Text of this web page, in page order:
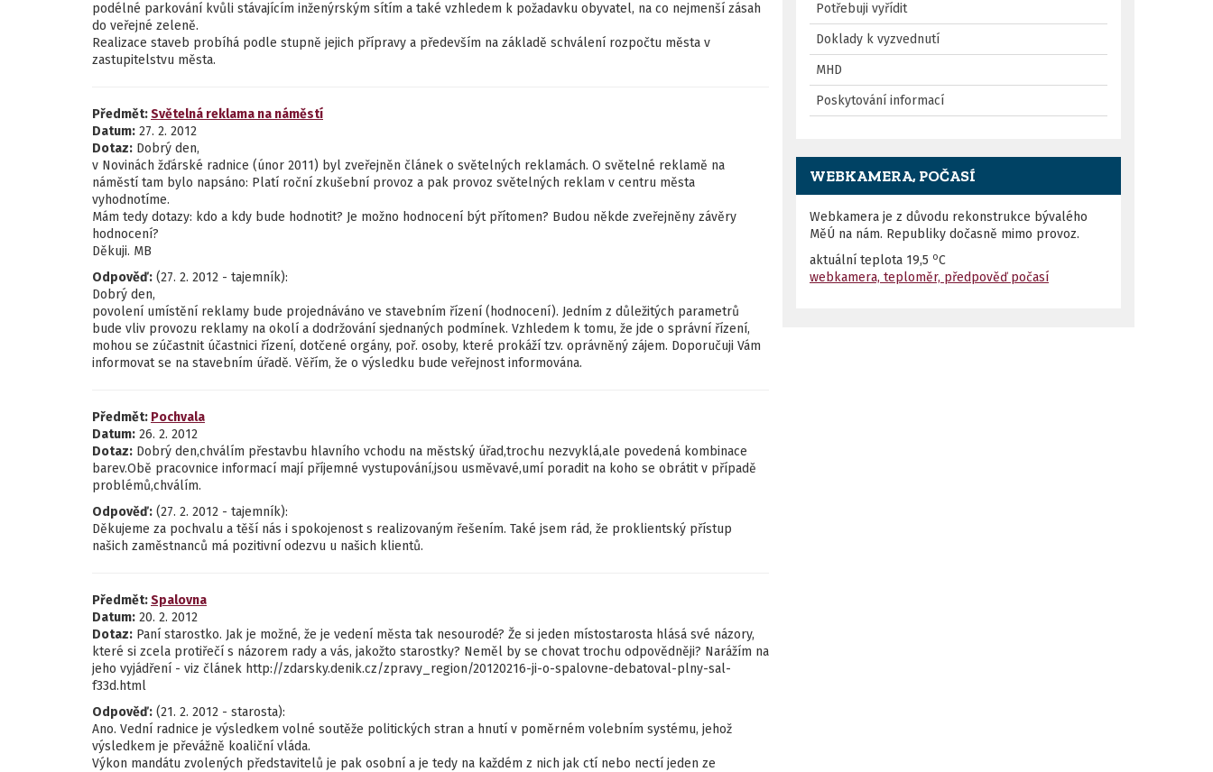
podélné parkování kvůli stávajícím inženýrským sítím a také vzhledem k požadavku obyvatel, na co nejmenší zásah
do veřejné zeleně.
Realizace staveb probíhá podle stupně jejich přípravy a především na základě schválení rozpočtu města v
zastupitelstvu města.
Předmět:Světelná reklama na náměstí
Datum: 27. 2. 2012
Dotaz: Dobrý den,
v Novinách žďárské radnice (únor 2011) byl zveřejněn článek o světelných reklamách. O světelné reklamě na
náměstí tam bylo napsáno: Platí roční zkušební provoz a pak provoz světelných reklam v centru města
vyhodnotíme.
Mám tedy dotazy: kdo a kdy bude hodnotit? Je možno hodnocení být přítomen? Budou někde zveřejněny závěry
hodnocení?
Děkuji. MB
Odpověď: (27. 2. 2012 - tajemník):
Dobrý den,
povolení umístění reklamy bude projednáváno ve stavebním řízení (hodnocení). Jedním z důležitých parametrů
bude vliv provozu reklamy na okolí a dodržování sjednaných podmínek. Vzhledem k tomu, že jde o správní řízení,
mohou se zúčastnit účastnici řízení, dotčené orgány, poř. osoby, které prokáží tzv. oprávněný zájem. Doporučuji Vám
informovat se na stavebním úřadě. Věřím, že o výsledku bude veřejnost informována.
Předmět: Pochvala
Datum: 26. 2. 2012
Dotaz: Dobrý den,chválím přestavbu hlavního vchodu na městský úřad,trochu nezvyklá,ale povedená kombinace
barev.Obě pracovnice informací mají příjemné vystupování,jsou usměvavé,umí poradit na koho se obrátit v případě
problémů,chválím.
Odpověď: (27. 2. 2012 - tajemník):
Děkujeme za pochvalu a těší nás i spokojenost s realizovaným řešením. Také jsem rád, že proklientský přístup
našich zaměstnanců má pozitivní odezvu u našich klientů.
Předmět:Spalovna
Datum: 20. 2. 2012
Dotaz: Paní starostko. Jak je možné, že je vedení města tak nesourodé? Že si jeden místostarosta hlásá své názory,
které si zcela protiřečí s názorem rady a vás, jakožto starostky? Neměl by se chovat trochu odpovědněji? Narážím na
jeho vyjádření - viz článek http://zdarsky.denik.cz/zpravy_region/20120216-ji-o-spalovne-debatoval-plny-sal-
f33d.html
Odpověď: (21. 2. 2012 - starosta):
Ano. Vední radnice je výsledkem volné soutěže politických stran a hnutí v poměrném volebním systému, jehož
výsledkem je převážně koaliční vláda.
Výkon mandátu zvolených představitelů je pak osobní a je tedy na každém z nich jak ctí nebo nectí jeden ze
Potřebuji vyřídit
Doklady k vyzvednutí
MHD
Poskytování informací
WEBKAMERA, POČASÍ
Webkamera je z důvodu rekonstrukce bývalého
MěÚ na nám. Republiky dočasně mimo provoz.
aktuální teplota 19,5 oC
webkamera, teploměr, předpověď počasí